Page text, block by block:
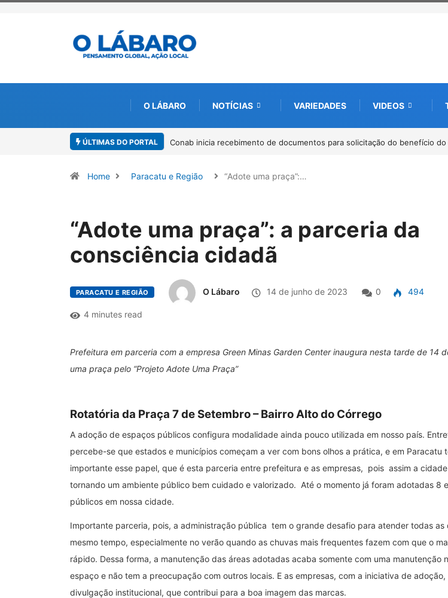
O LÁBARO NOTÍCIAS VARIEDADES VIDEOS
ÚLTIMAS DO PORTAL
de documentos para solicitação do benefício do PSA PirarucuWorkshop internacional debate futuro da
Home Paracatu e Região “Adote uma praça”:…
“Adote uma praça”: a parceria da
consciência cidadã
PARACATU E REGIÃO O Lábaro 14 de junho de 2023 0 494
4 minutes read
Prefeitura em parceria com a empresa Green Minas Garden Center inaugura nesta tarde de 14
uma praça pelo “Projeto Adote Uma Praça”
Rotatória da Praça 7 de Setembro – Bairro Alto do Córrego
A adoção de espaços públicos configura modalidade ainda pouco utilizada em nosso país.
percebe-se que estados e municípios começam a ver com bons olhos a prática, e em Paracatu
importante esse papel, que é esta parceria entre prefeitura e as empresas, pois assim a
tornando um ambiente público bem cuidado e valorizado. Até o momento já foram adotadas 8
públicos em nossa cidade.
Importante parceria, pois, a administração pública tem o grande desafio para atender todas as
mesmo tempo, especialmente no verão quando as chuvas mais frequentes fazem com que o
rápido. Dessa forma, a manutenção das áreas adotadas acaba somente com uma manutenção
espaço e não tem a preocupação com outros locais. E as empresas, com a iniciativa de adoção,
divulgação institucional, que contribui para a boa imagem das marcas.